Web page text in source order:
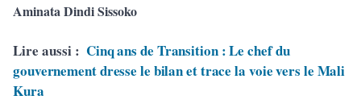
Aminata Dindi Sissoko
Lire aussi : Cinq ans de Transition : Le chef du
gouvernement dresse le bilan et trace la voie vers le Mali
Kura